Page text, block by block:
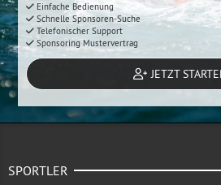
Einfache Bedienung
Schnelle Sponsoren-Suche
Telefonischer Support
Sponsoring Mustervertrag
JETZT
SPORTLER